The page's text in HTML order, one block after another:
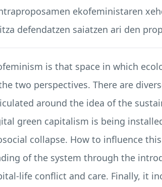
ekofeministaren
defendatzen saiatzen ari den
is that space in which
two perspectives. There are
around the idea of the
green capitalism is being
collapse. How to influence
of the system through the
life conflict and care. Finally, it